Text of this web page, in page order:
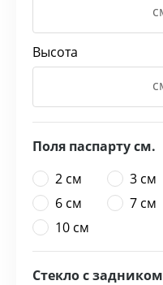
Высота
Поля паспарту см.
2 см
3 см
6 см
7 см
10 см
Стекло с задником